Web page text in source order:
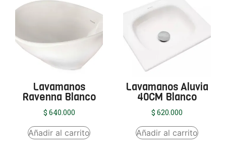
Lavamanos
Ravenna Blanco
$ 640.000
Añadir al carrito
Lavamanos Aluvia
40CM Blanco
$ 620.000
Añadir al carrito